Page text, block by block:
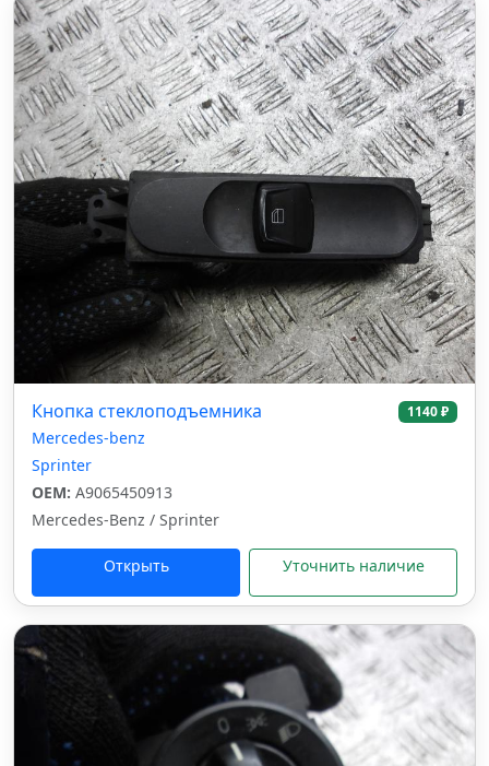
Кнопка стеклоподъемника 1140 ₽
Mercedes-benz
Sprinter
OEM: A9065450913
Mercedes-Benz / Sprinter
Открыть Уточнить наличие